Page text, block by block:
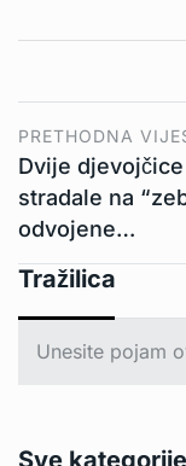
PRETHODNA
Dvije djevojčice
stradale na
odvojene…
Tražilica
Sve kategorije